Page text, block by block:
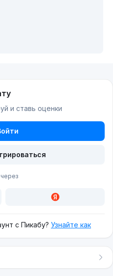
и ставь оценки
с Пикабу? Узнайте как